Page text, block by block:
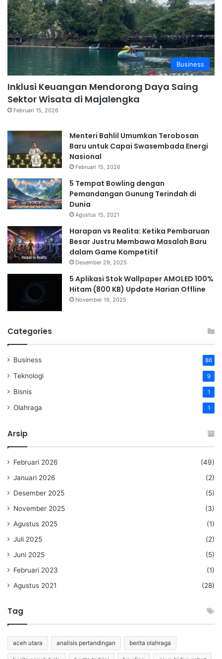
Business
Inklusi Keuangan Mendorong Daya Saing
Sektor Wisata di Majalengka
Februari 15, 2026
Menteri Bahlil Umumkan Terobosan
Baru untuk Capai Swasembada Energi
Nasional
Februari 15, 2026
5 Tempat Bowling dengan
Pemandangan Gunung Terindah di
Dunia
Agustus 15, 2021
Harapan vs Realita: Ketika Pembaruan
Besar Justru Membawa Masalah Baru
dalam Game Kompetitif
Desember 29, 2025
5 Aplikasi Stok Wallpaper AMOLED 100%
Hitam (800 KB) Update Harian Offline
November 19, 2025
Categories
Business 86
Teknologi 9
Bisnis 1
Olahraga 1
Arsip
Februari 2026
(49)
Januari 2026
(2)
Desember 2025
(5)
November 2025
(3)
Agustus 2025
(1)
Juli 2025
(2)
Juni 2025
(5)
Februari 2023
(1)
Agustus 2021
(28)
Tag
aceh utara analisis pertandingan berita olahraga